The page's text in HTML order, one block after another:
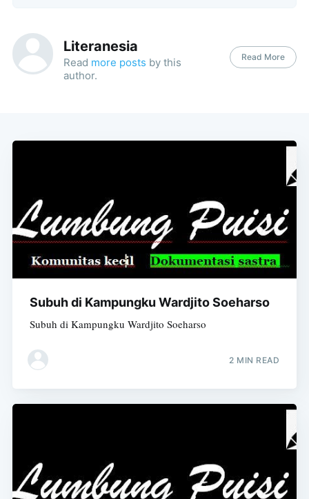
Literanesia
Read more posts by this
author.
Read More
Subuh di Kampungku Wardjito Soeharso
Subuh di Kampungku Wardjito Soeharso
2 MIN READ